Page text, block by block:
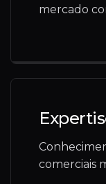
mercado
comerciais